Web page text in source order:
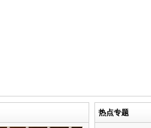
热点专题